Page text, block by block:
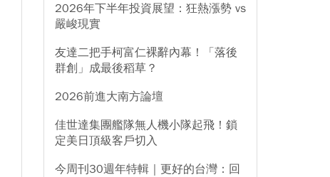
2026年下半年投資展望：狂熱漲勢 vs
嚴峻現實
友達二把手柯富仁裸辭內幕！「落後
群創」成最後稻草？
2026前進大南方論壇
佳世達集團艦隊無人機小隊起飛！鎖
定美日頂級客戶切入
今周刊30週年特輯｜更好的台灣：回